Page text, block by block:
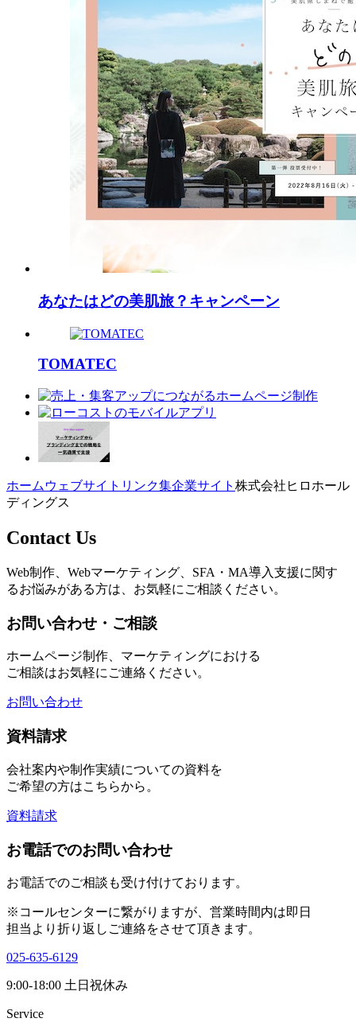
あなたはどの美肌旅？キャンペーン
TOMATEC
ホーム ウェブサイトリンク集企業サイト 株式会社ヒロホール
ディングス
Contact Us
Web制作、Webマーケティング、SFA・MA導入支援に関す
るお悩みがある方は、お気軽にご相談ください。
お問い合わせ・ご相談
ホームページ制作、マーケティングにおける
ご相談はお気軽にご連絡ください。
お問い合わせ
資料請求
会社案内や制作実績についての資料を
ご希望の方はこちらから。
資料請求
お電話でのお問い合わせ
お電話でのご相談も受け付けております。
※コールセンターに繋がりますが、営業時間内は即日
担当より折り返しご連絡をさせて頂きます。
025-635-6129
9:00-18:00 土日祝休み
Service